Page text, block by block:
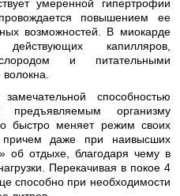
умеренной гипертрофии
повышением ее
возможностей. В миокарде
действующих капилляров,
и питательными
способностью
предъявляемым организму
быстро меняет режим своих
даже при наивысших
об отдыхе, благодаря чему в
Перекачивая в покое 4
способно при необходимости